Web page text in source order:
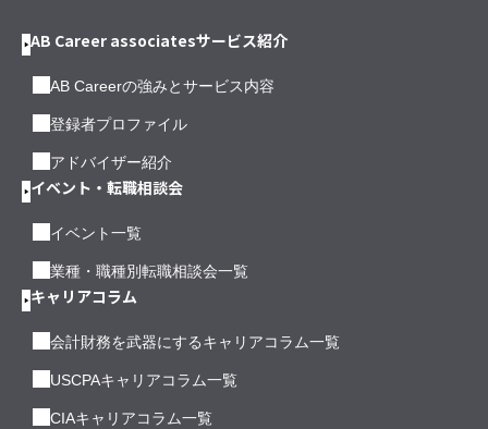
AB Career associatesサービス紹介
AB Careerの強みとサービス内容
登録者プロファイル
アドバイザー紹介
イベント・転職相談会
イベント一覧
業種・職種別転職相談会一覧
キャリアコラム
会計財務を武器にするキャリアコラム一覧
USCPAキャリアコラム一覧
CIAキャリアコラム一覧